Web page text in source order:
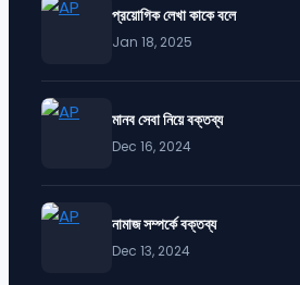
প্রয়োগিক লেখা কাকে বলে
Jan 18, 2025
মানব সেবা নিয়ে বক্তব্য
Dec 16, 2024
নামাজ সম্পর্কে বক্তব্য
Dec 13, 2024